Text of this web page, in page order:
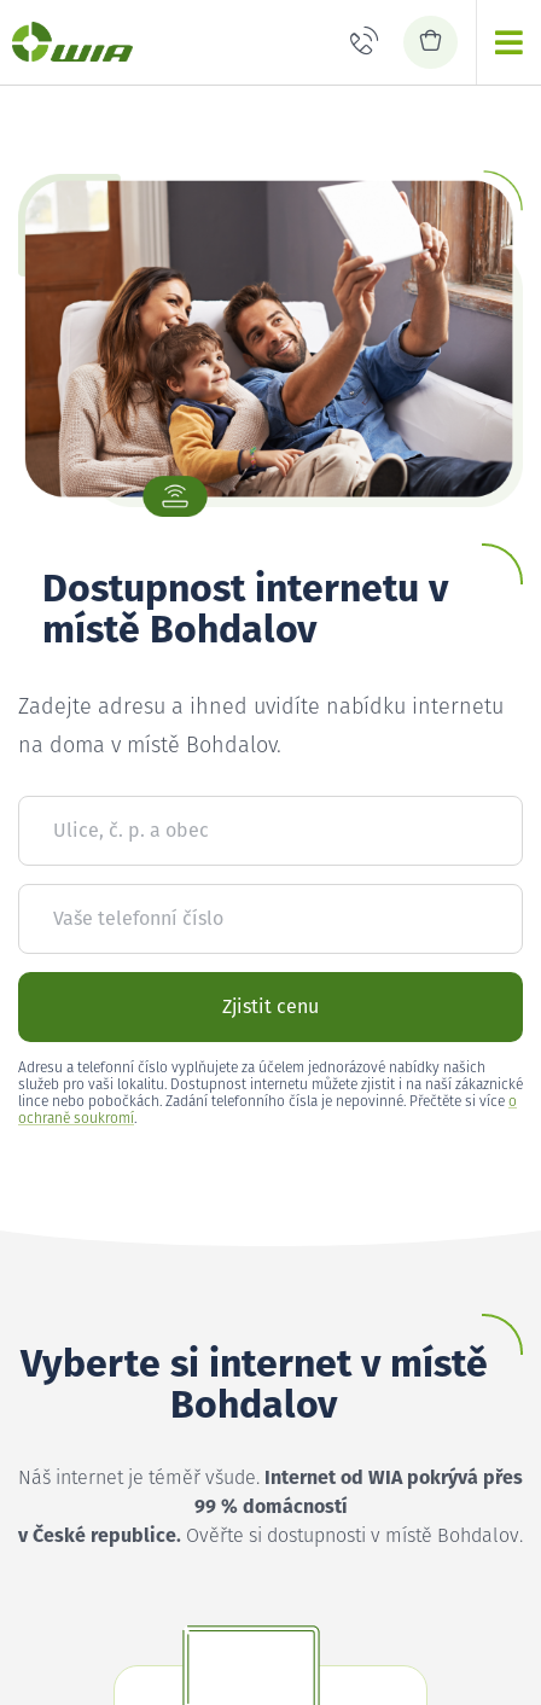
Dostupnost internetu v
místě Bohdalov
Zadejte adresu a ihned uvidíte nabídku internetu
na doma v místě Bohdalov.
Ulice, č. p. a obec
Vaše telefonní číslo
Zjistit cenu
Adresu a telefonní číslo vyplňujete za účelem jednorázové nabídky našich
služeb pro vaši lokalitu. Dostupnost internetu můžete zjistit i na naší zákaznické
lince nebo pobočkách. Zadání telefonního čísla je nepovinné. Přečtěte si více o
ochraně soukromí.
Vyberte si internet v místě
Bohdalov
Náš internet je téměř všude. Internet od WIA pokrývá přes
99 % domácností
v České republice. Ověřte si dostupnosti v místě Bohdalov.